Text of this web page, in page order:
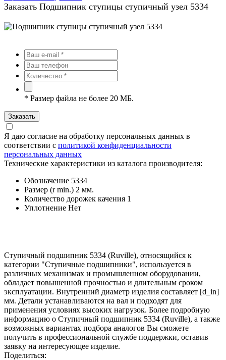
Заказать Подшипник ступицы ступичный узел 5334
* Размер файла не более 20 МБ.
Заказать
Я даю согласие на обработку персональных данных в
соответствии с политикой конфиденциальности
персональных данных
Технические характеристики из каталога производителя:
Обозначение 5334
Размер (r min.) 2 мм.
Количество дорожек качения 1
Уплотнение Нет
Ступичный подшипник 5334 (Ruville), относящийся к
категории "Ступичные подшипники", используется в
различных механизмах и промышленном оборудовании,
обладает повышенной прочностью и длительным сроком
эксплуатации. Внутренний диаметр изделия составляет [d_in]
мм. Детали устанавливаются на вал и подходят для
применения условиях высоких нагрузок. Более подробную
информацию о Ступичный подшипник 5334 (Ruville), а также
возможных вариантах подбора аналогов Вы сможете
получить в профессиональной службе поддержки, оставив
заявку на интересующее изделие.
Поделиться: